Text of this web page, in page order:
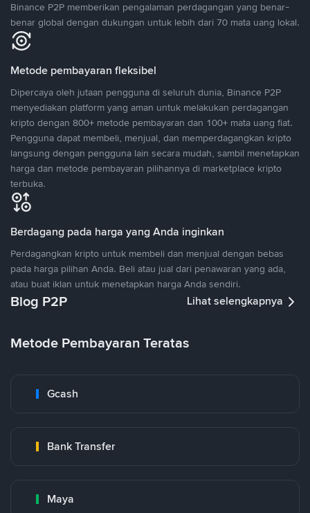
Binance P2P memberikan pengalaman perdagangan yang benar-
benar global dengan dukungan untuk lebih dari 70 mata uang lokal.
Metode pembayaran fleksibel
Dipercaya oleh jutaan pengguna di seluruh dunia, Binance P2P
menyediakan platform yang aman untuk melakukan perdagangan
kripto dengan 800+ metode pembayaran dan 100+ mata uang fiat.
Pengguna dapat membeli, menjual, dan memperdagangkan kripto
langsung dengan pengguna lain secara mudah, sambil menetapkan
harga dan metode pembayaran pilihannya di marketplace kripto
terbuka.
Berdagang pada harga yang Anda inginkan
Perdagangkan kripto untuk membeli dan menjual dengan bebas
pada harga pilihan Anda. Beli atau jual dari penawaran yang ada,
atau buat iklan untuk menetapkan harga Anda sendiri.
Blog P2P Lihat selengkapnya
Metode Pembayaran Teratas
Gcash
Bank Transfer
Maya